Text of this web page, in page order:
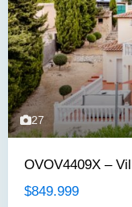
27
OVOV4409X –
$849.999